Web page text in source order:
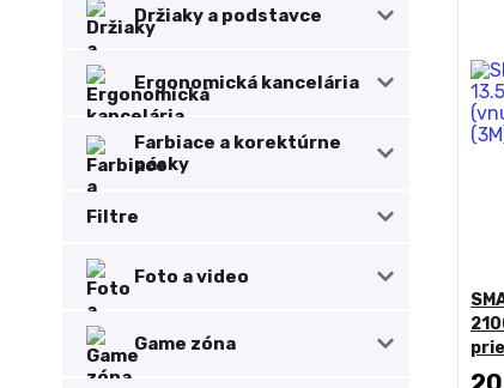
Držiaky a podstavce
Ergonomická kancelária
Farbiace a korektúrne
pásky
Filtre
Foto a video
Game zóna